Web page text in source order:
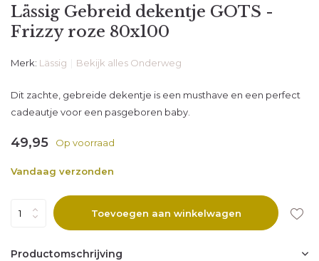
Lässig Gebreid dekentje GOTS -
Frizzy roze 80x100
Merk: Lässig Bekijk alles Onderweg
Dit zachte, gebreide dekentje is een musthave en een perfect
cadeautje voor een pasgeboren baby.
49,95 Op voorraad
Vandaag verzonden
Toevoegen aan winkelwagen
Productomschrijving